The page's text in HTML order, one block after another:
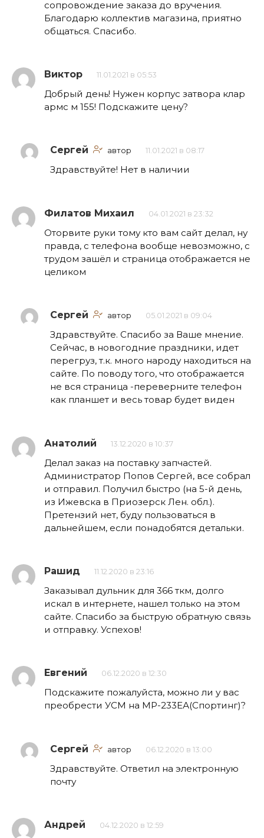
сопровождение заказа до вручения.
Благодарю коллектив магазина, приятно
общаться. Спасибо.
Виктор 11.01.2021 в 05:53
Добрый день! Нужен корпус затвора клар
армс м 155! Подскажите цену?
Сергей автор 11.01.2021 в 08:17
Здравствуйте! Нет в наличии
Филатов Михаил 04.01.2021 в 23:32
Оторвите руки тому кто вам сайт делал, ну
правда, с телефона вообще невозможно, с
трудом зашёл и страница отображается не
целиком
Сергей автор 05.01.2021 в 09:04
Здравствуйте. Спасибо за Ваше мнение.
Сейчас, в новогодние праздники, идет
перегруз, т.к. много народу находиться на
сайте. По поводу того, что отображается
не вся страница -переверните телефон
как планшет и весь товар будет виден
Анатолий 13.12.2020 в 10:37
Делал заказ на поставку запчастей.
Администратор Попов Сергей, все собрал
и отправил. Получил быстро (на 5-й день,
из Ижевска в Приозерск Лен. обл.).
Претензий нет, буду пользоваться в
дальнейшем, если понадобятся детальки.
Рашид 11.12.2020 в 23:16
Заказывал дульник для 366 ткм, долго
искал в интернете, нашел только на этом
сайте. Спасибо за быструю обратную связь
и отправку. Успехов!
Евгений 06.12.2020 в 12:30
Подскажите пожалуйста, можно ли у вас
преобрести УСМ на МР-233ЕА(Спортинг)?
Сергей автор 06.12.2020 в 13:00
Здравствуйте. Ответил на электронную
почту
Андрей 04.12.2020 в 12:59